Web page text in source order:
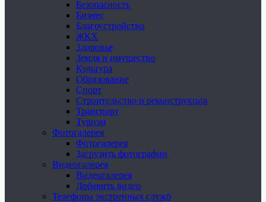
Безопасность
Бизнес
Благоустройство
ЖКХ
Здоровье
Земля и имущество
Культура
Образование
Спорт
Строительство и реконструкция
Транспорт
Туризм
Фотогалерея
Фотогалерея
Загрузить фотографии
Видеогалерея
Видеогалерея
Добавить видео
Телефоны экстренных служб